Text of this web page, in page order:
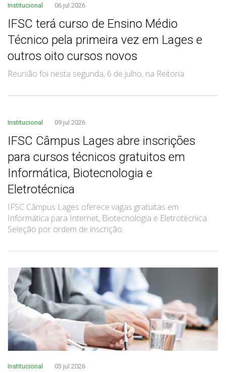
Institucional 06 jul 2026
IFSC terá curso de Ensino Médio
Técnico pela primeira vez em Lages e
outros oito cursos novos
Reunião foi nesta segunda, 6 de julho, na Reitoria
Institucional 09 jul 2026
IFSC Câmpus Lages abre inscrições
para cursos técnicos gratuitos em
Informática, Biotecnologia e
Eletrotécnica
IFSC Câmpus Lages oferece vagas gratuitas em
Informática para Internet, Biotecnologia e Eletrotécnica.
Seleção por ordem de inscrição.
Institucional 03 jul 2026